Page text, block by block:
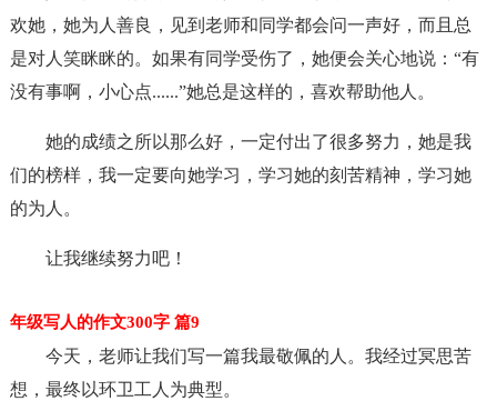
欢她，她为人善良，见到老师和同学都会问一声好，而且总
是对人笑眯眯的。如果有同学受伤了，她便会关心地说：“有
没有事啊，小心点......”她总是这样的，喜欢帮助他人。
她的成绩之所以那么好，一定付出了很多努力，她是我
们的榜样，我一定要向她学习，学习她的刻苦精神，学习她
的为人。
让我继续努力吧！
年级写人的作文300字 篇9
今天，老师让我们写一篇我最敬佩的人。我经过冥思苦
想，最终以环卫工人为典型。